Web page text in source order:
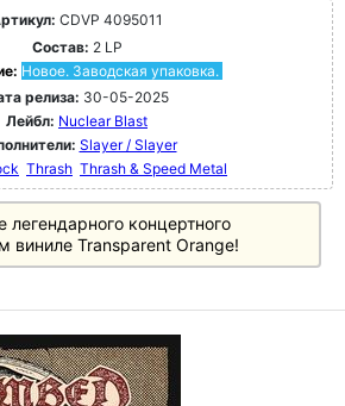
CDVP 4095011
Состав: 2 LP
Новое. Заводская упаковка.
релиза: 30-05-2025
Лейбл: Nuclear Blast
Slayer / Slayer
Thrash Thrash & Speed Metal
легендарного концертного
виниле Transparent Orange!